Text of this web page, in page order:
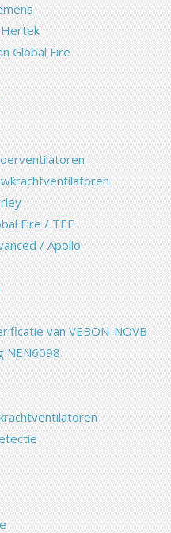
Hertek
Global Fire
Fire / TEF
/ Apollo
van VEBON-NOVB
NEN6098